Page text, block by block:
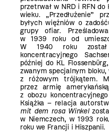
przetrwał w NRD i RFN
wieku. „Przedłużenie”
byłych więźniów o
grupy ofiar.
w 1939 roku od
W 1940 roku został
koncentracyjnego
później do KL
zwanym specjalnym
z różowym trójkątem.
przez armię
z obozu
Książka – relacja
mit dem rosa Winkel
w Niemczech, w 1993
roku we Francji i Hiszpanii.